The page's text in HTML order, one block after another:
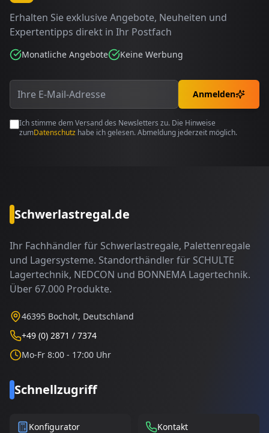
Erhalten Sie exklusive Angebote, Neuheiten und
Expertentipps direkt in Ihr Postfach
Monatliche Angebote Keine Werbung
Anmelden
Ich stimme dem Versand des Newsletters zu. Die Hinweise
zumDatenschutz habe ich gelesen. Abmeldung jederzeit möglich.
Schwerlastregal.de
Ihr Fachhändler für Schwerlastregale, Palettenregale
und Lagersysteme. Standorthändler für SCHULTE
Lagertechnik, NEDCON und BONNEMA Lagertechnik.
Über 67.000 Produkte.
46395 Bocholt, Deutschland
+49 (0) 2871 / 7374
Mo-Fr 8:00 - 17:00 Uhr
Schnellzugriff
Konfigurator Kontakt